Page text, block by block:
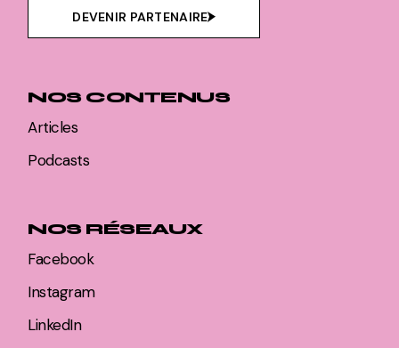
DEVENIR PARTENAIRE
NOS CONTENUS
Articles
Podcasts
NOS RÉSEAUX
Facebook
Instagram
LinkedIn